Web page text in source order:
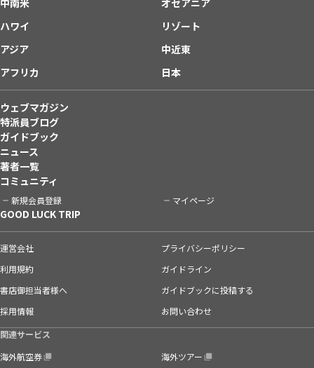
ハワイ
リゾート
アジア
中近東
アフリカ
日本
ウェブマガジン
特派員ブログ
ガイドブック
ニュース
著者一覧
コミュニティ
新規会員登録 マイページ
GOOD LUCK TRIP
運営会社
プライバシーポリシー
利用規約
ガイドライン
書店御担当者様へ
ガイドブックに投稿する
採用情報
お問い合わせ
関連サービス
海外航空券
海外ツアー